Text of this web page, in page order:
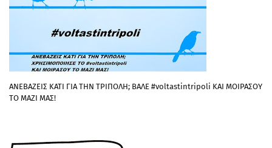
ΑΝΕΒΑΖΕΙΣ ΚΑΤΙ ΓΙΑ ΤΗΝ ΤΡΙΠΟΛΗ; ΒΑΛΕ #voltastintripoli ΚΑΙ ΜΟΙΡΑΣΟΥ
ΤΟ ΜΑΖΙ ΜΑΣ!